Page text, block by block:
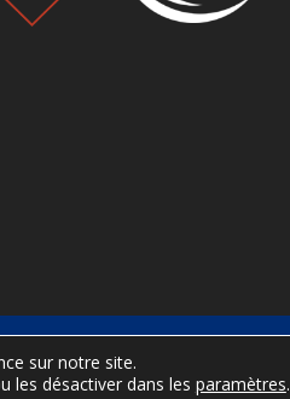
de tourisme de Saint-Tropez
sur notre site.
les désactiver dans les paramètres.